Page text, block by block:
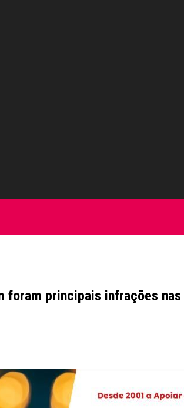
foram principais infrações